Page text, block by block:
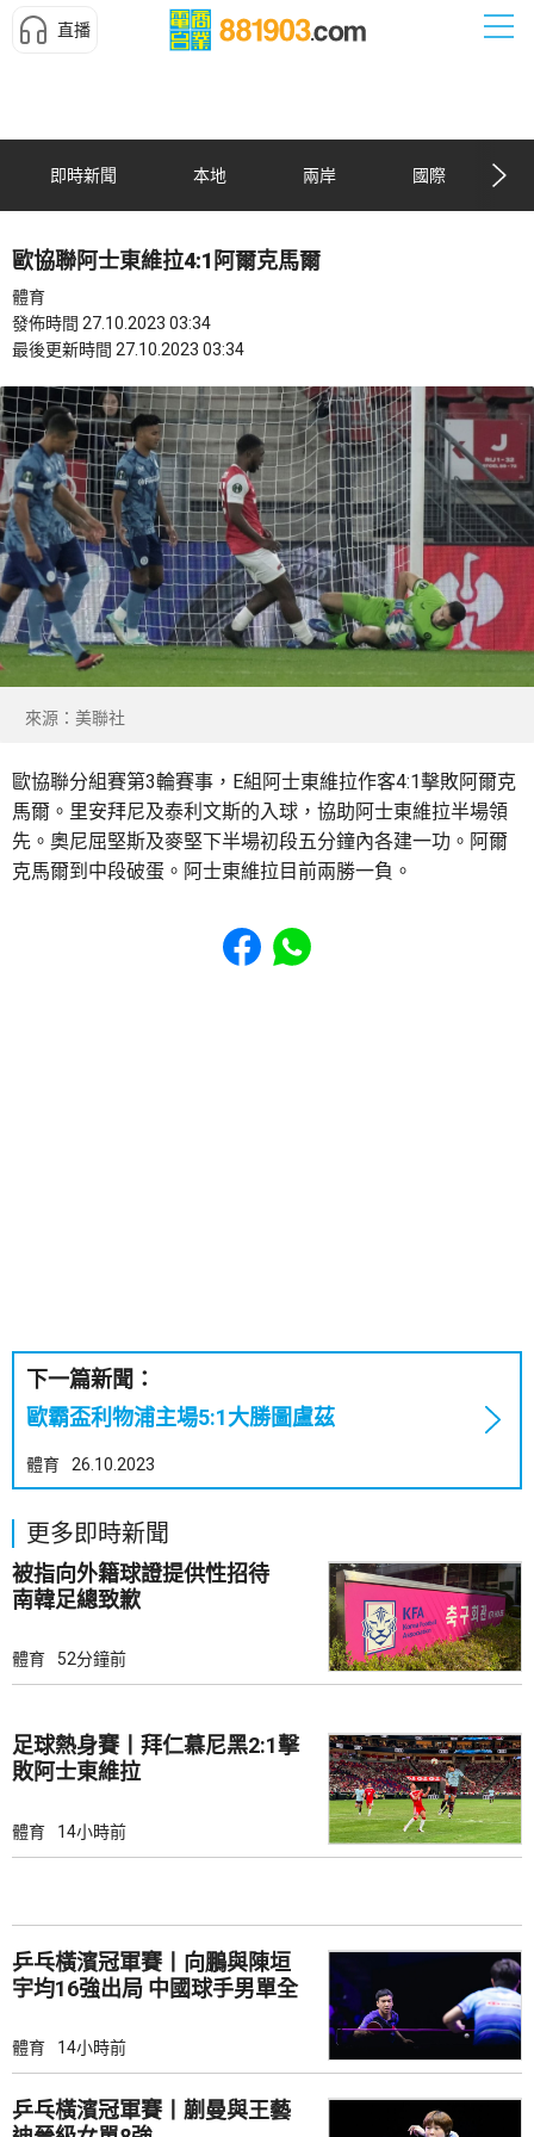
直播
即時新聞 本地 兩岸 國際
歐協聯阿士東維拉4:1阿爾克馬爾
體育
發佈時間 27.10.2023 03:34
最後更新時間 27.10.2023 03:34
來源：美聯社
歐協聯分組賽第3輪賽事，E組阿士東維拉作客4:1擊敗阿爾克
馬爾。里安拜尼及泰利文斯的入球，協助阿士東維拉半場領
先。奧尼屈堅斯及麥堅下半場初段五分鐘內各建一功。阿爾
克馬爾到中段破蛋。阿士東維拉目前兩勝一負。
Share to Facebook
Share to WhatsApp
下一篇新聞：
歐霸盃利物浦主場5:1大勝圖盧茲
體育 26.10.2023
更多即時新聞
被指向外籍球證提供性招待
南韓足總致歉
體育 52分鐘前
足球熱身賽丨拜仁慕尼黑2:1擊
敗阿士東維拉
體育 14小時前
乒乓橫濱冠軍賽丨向鵬與陳垣
宇均16強出局 中國球手男單全
體育 14小時前
乒乓橫濱冠軍賽丨蒯曼與王藝